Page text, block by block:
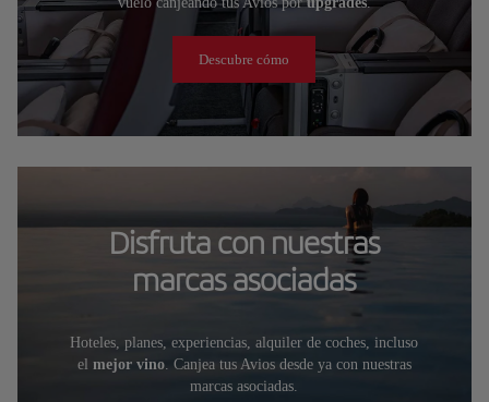
Descubre cómo
Disfruta con nuestras
marcas asociadas
Hoteles, planes, experiencias, alquiler de coches, incluso
el mejor vino. Canjea tus Avios desde ya con nuestras
marcas asociadas.